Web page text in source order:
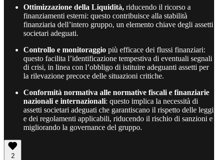
Ottimizzazione della Liquidità, riducendo il ricorso a
finanziamenti esterni: questo contribuisce alla stabilità
finanziaria dell’intero gruppo, un elemento chiave degli assetti
societari adeguati.
Controllo e monitoraggio più efficace dei flussi finanziari:
questo facilita l’identificazione tempestiva di eventuali segnali
di crisi, in linea con l’obbligo di istituire adeguanti assetti per
la rilevazione precoce delle situazioni critiche.
Conformità normativa alle normative fiscali e finanziarie
nazionali e internazionali: questo implica la necessità di
assetti societari adeguati che garantiscano il rispetto delle leggi
e dei regolamenti applicabili, riducendo il rischio di sanzioni e
migliorando la governance del gruppo.
2